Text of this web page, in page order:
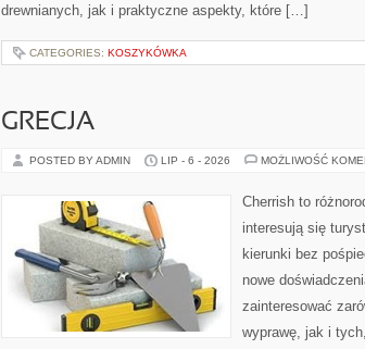
drewnianych, jak i praktyczne aspekty, które […]
CATEGORIES: KOSZYKÓWKA
GRECJA
POSTED BY ADMIN LIP - 6 - 2026 MOŻLIWOŚĆ
Cherrish to
interesują się
kierunki bez
nowe
zainteresować
wyprawę, jak i